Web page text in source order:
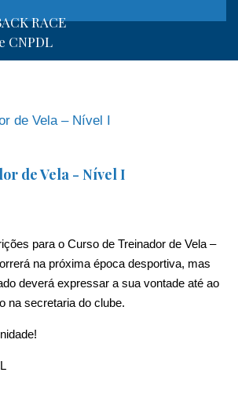
de Vela – Nível I
de Vela - Nível I
para o Curso de Treinador de Vela –
na próxima época desportiva, mas
deverá expressar a sua vontade até ao
na secretaria do clube.